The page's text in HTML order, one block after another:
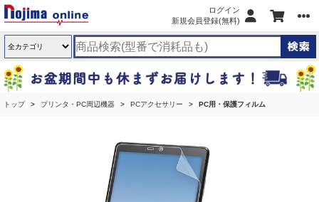
ログイン
新規会員登録(無料)
トップ プリンタ・PC周辺機器 PCアクセサリー PC用・保護フィルム